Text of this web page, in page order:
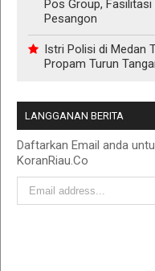
Pos Group,
Pesangon
Istri Polisi di Medan
Propam Turun
LANGGANAN BERITA
Daftarkan Email anda
KoranRiau.Co